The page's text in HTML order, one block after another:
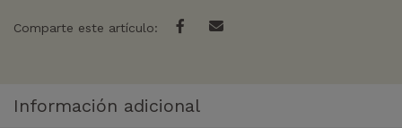
Comparte este artículo:
Información adicional